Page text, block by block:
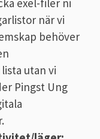
exel-filer ni
när vi
behöver
utan vi
Pingst Ung